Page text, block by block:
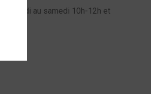
mardi au samedi 10h-12h et